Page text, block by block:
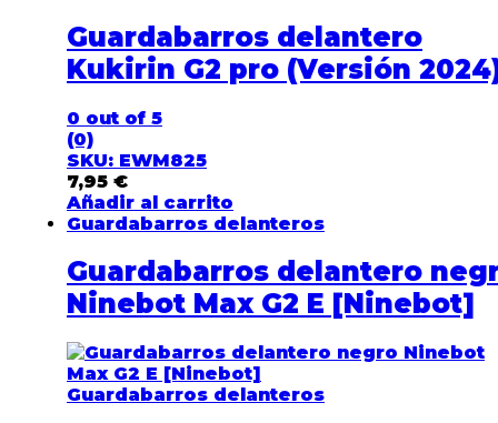
Guardabarros delantero
Kukirin G2 pro (Versión
0 out of 5
(0)
SKU: EWM825
7,95 €
Añadir al carrito
Guardabarros delanteros
Guardabarros delantero
Ninebot Max G2 E [Ninebot]
Guardabarros delanteros